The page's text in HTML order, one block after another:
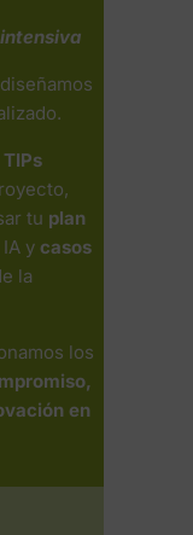
TIPs
tu plan
y casos
la
los
en